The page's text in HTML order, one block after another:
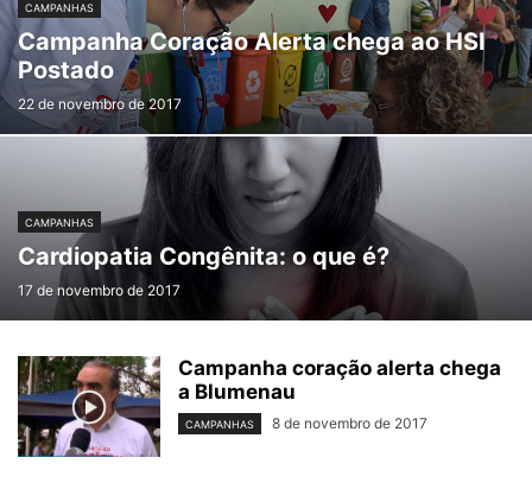
CAMPANHAS
Campanha Coração Alerta chega ao HSI
Postado
22 de novembro de 2017
CAMPANHAS
Cardiopatia Congênita: o que é?
17 de novembro de 2017
Campanha coração alerta chega
a Blumenau
CAMPANHAS 8 de novembro de 2017